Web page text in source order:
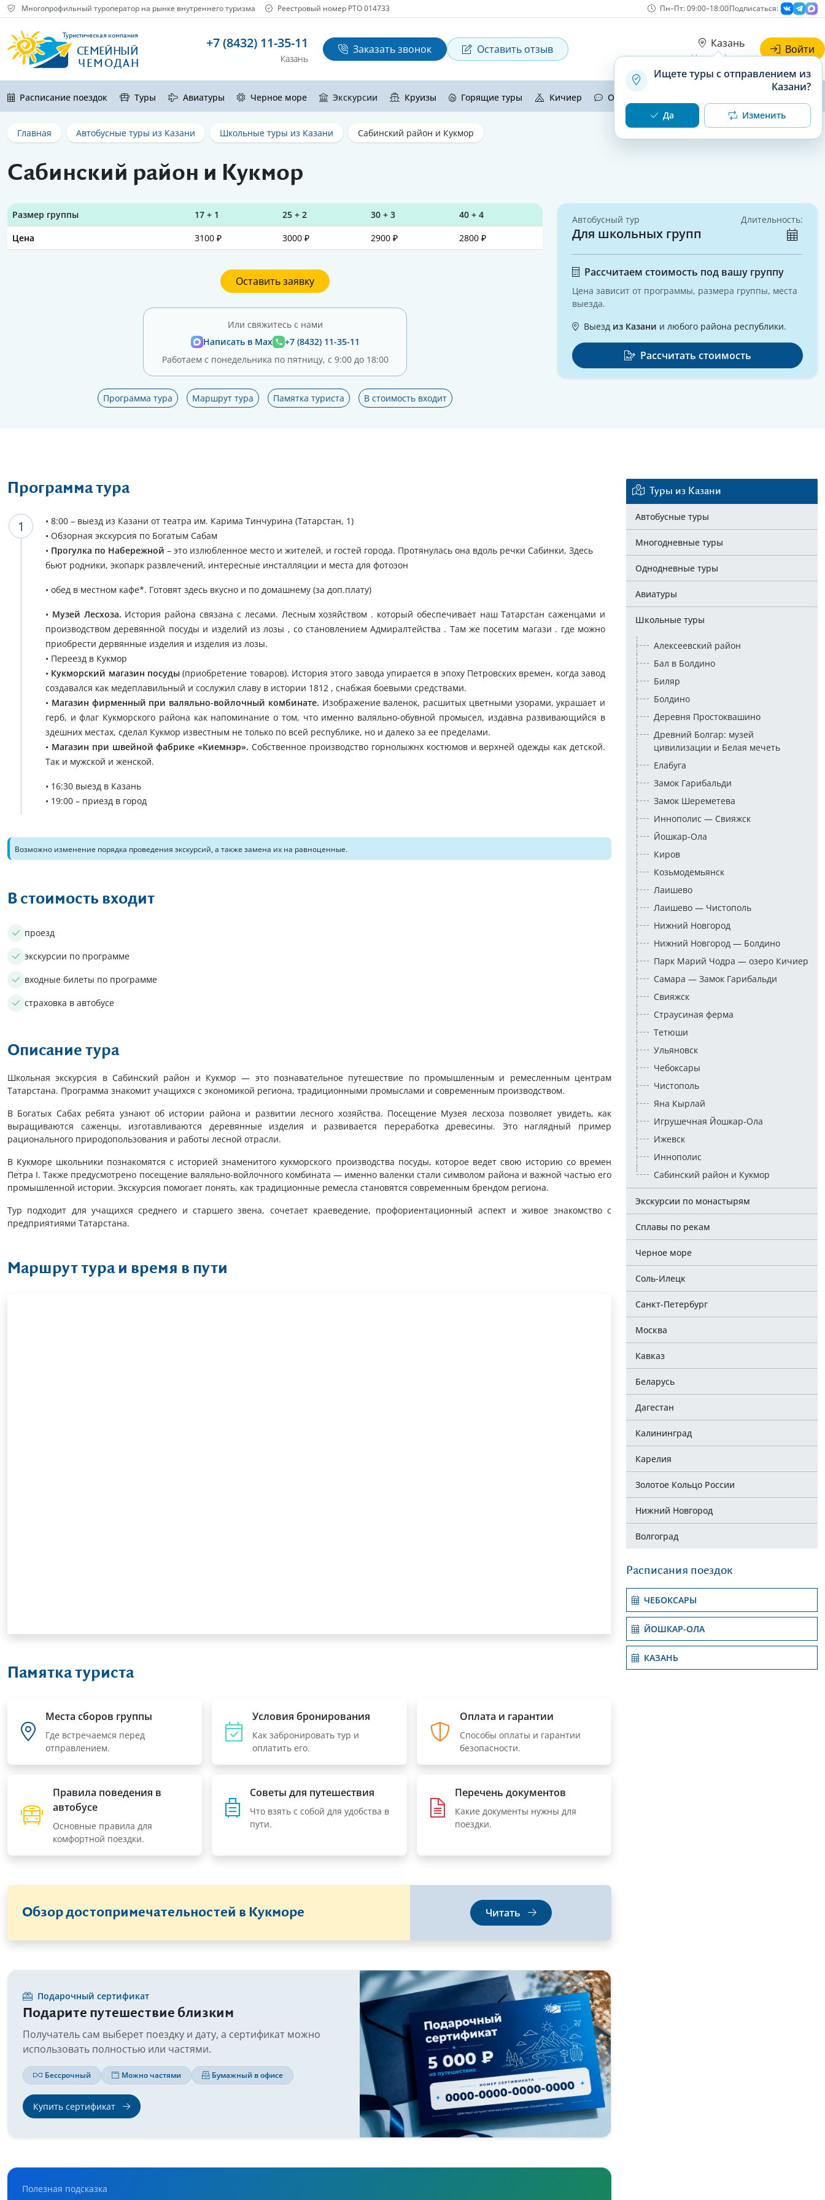
Многопрофильный туроператор на рынке внутреннего туризма Реестровый номер РТО 014733 Пн–Пт: 09:00–18:00Подписаться:
Туристическая компания
СЕМЕЙНЫЙ
ЧЕМОДАН
+7 (8432) 11-35-11
Казань
Заказать звонок Оставить отзыв Казань
Ищете туры с отправлением из
Казани?
Да Изменить
Наши офисы
Войти
Расписание поездок Туры Авиатуры Черное море Экскурсии Круизы Горящие туры Кичиер Отзывы
Главная Автобусные туры из Казани Школьные туры из Казани Сабинский район и Кукмор
Сабинский район и Кукмор
Размер группы 17 + 1 25 + 2 30 + 3
40 + 4
Цена
3100 ₽ 3000 ₽ 2900 ₽ 2800 ₽
Оставить заявку
Или свяжитесь с нами
Написать в Max
+7 (8432) 11-35-11
Работаем с понедельника по пятницу, с 9:00 до 18:00
Программа тура Маршрут тура Памятка туриста В стоимость входит
Автобусный тур
Для школьных групп
Длительность:
Рассчитаем стоимость под вашу группу
Цена зависит от программы, размера группы, места
выезда.
Выезд из Казани и любого района республики.
Рассчитать стоимость
Программа тура
• 8:00 – выезд из Казани от театра им. Карима Тинчурина (Татарстан, 1)
• Обзорная экскурсия по Богатым Сабам
• Прогулка по Набережной – это излюбленное место и жителей, и гостей города. Протянулась она вдоль речки Сабинки, Здесь
бьют родники, экопарк развлечений, интересные инсталляции и места для фотозон
• обед в местном кафе*. Готовят здесь вкусно и по домашнему (за доп.плату)
• Музей Лесхоза. История района связана с лесами. Лесным хозяйством . который обеспечивает наш Татарстан саженцами и
производством деревянной посуды и изделий из лозы , со становлением Адмиралтейства . Там же посетим магази . где можно
приобрести дервянные изделия и изделия из лозы.
• Переезд в Кукмор
• Кукморский магазин посуды (приобретение товаров). История этого завода упирается в эпоху Петровских времен, когда завод
создавался как медеплавильный и сослужил славу в истории 1812 , снабжая боевыми средствами.
• Магазин фирменный при валяльно-войлочный комбинате. Изображение валенок, расшитых цветными узорами, украшает и
герб, и флаг Кукморского района как напоминание о том, что именно валяльно-обувной промысел, издавна развивающийся в
здешних местах, сделал Кукмор известным не только по всей республике, но и далеко за ее пределами.
• Магазин при швейной фабрике «Киемнэр». Собственное производство горнолыжнх костюмов и верхней одежды как детской.
Так и мужской и женской.
• 16:30 выезд в Казань
• 19:00 – приезд в город
Возможно изменение порядка проведения экскурсий, а также замена их на равноценные.
В стоимость входит
проезд
экскурсии по программе
входные билеты по программе
страховка в автобусе
Описание тура
Школьная экскурсия в Сабинский район и Кукмор — это познавательное путешествие по промышленным и ремесленным центрам
Татарстана. Программа знакомит учащихся с экономикой региона, традиционными промыслами и современным производством.
В Богатых Сабах ребята узнают об истории района и развитии лесного хозяйства. Посещение Музея лесхоза позволяет увидеть, как
выращиваются саженцы, изготавливаются деревянные изделия и развивается переработка древесины. Это наглядный пример
рационального природопользования и работы лесной отрасли.
В Кукморе школьники познакомятся с историей знаменитого кукморского производства посуды, которое ведет свою историю со времен
Петра I. Также предусмотрено посещение валяльно-войлочного комбината — именно валенки стали символом района и важной частью его
промышленной истории. Экскурсия помогает понять, как традиционные ремесла становятся современным брендом региона.
Тур подходит для учащихся среднего и старшего звена, сочетает краеведение, профориентационный аспект и живое знакомство с
предприятиями Татарстана.
Маршрут тура и время в пути
Памятка туриста
Места сборов группы
Где встречаемся перед
отправлением.
Условия бронирования
Как забронировать тур и
оплатить его.
Оплата и гарантии
Способы оплаты и гарантии
безопасности.
Правила поведения в
автобусе
Основные правила для
комфортной поездки.
Советы для путешествия
Что взять с собой для удобства в
пути.
Перечень документов
Какие документы нужны для
поездки.
Обзор достопримечательностей в Кукморе Читать
Подарочный сертификат
Подарите путешествие близким
Получатель сам выберет поездку и дату, а сертификат можно
использовать полностью или частями.
Бессрочный Можно частями Бумажный в офисе
Купить сертификат
Полезная подсказка
Туры из Казани
Автобусные туры
Многодневные туры
Однодневные туры
Авиатуры
Школьные туры
Алексеевский район
Бал в Болдино
Биляр
Болдино
Деревня Простоквашино
Древний Болгар: музей
цивилизации и Белая мечеть
Елабуга
Замок Гарибальди
Замок Шереметева
Иннополис — Свияжск
Йошкар-Ола
Киров
Козьмодемьянск
Лаишево
Лаишево — Чистополь
Нижний Новгород
Нижний Новгород — Болдино
Парк Марий Чодра — озеро Кичиер
Самара — Замок Гарибальди
Свияжск
Страусиная ферма
Тетюши
Ульяновск
Чебоксары
Чистополь
Яна Кырлай
Игрушечная Йошкар-Ола
Ижевск
Иннополис
Сабинский район и Кукмор
Экскурсии по монастырям
Сплавы по рекам
Черное море
Соль-Илецк
Санкт-Петербург
Москва
Кавказ
Беларусь
Дагестан
Калининград
Карелия
Золотое Кольцо России
Нижний Новгород
Волгоград
Расписания поездок
ЧЕБОКСАРЫ
ЙОШКАР-ОЛА
КАЗАНЬ